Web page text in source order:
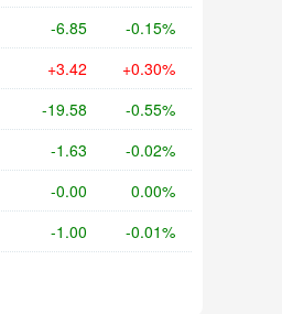
-6.85 -0.15%
+3.42 +0.30%
-19.58 -0.55%
-1.63 -0.02%
-0.00 0.00%
-1.00 -0.01%